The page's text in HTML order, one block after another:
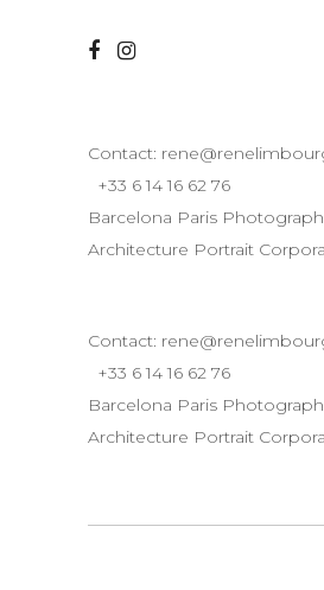
Contact:
+33 6 14 16 62 76
Barcelona Paris
Architecture Portrait
Contact:
+33 6 14 16 62 76
Barcelona Paris
Architecture Portrait